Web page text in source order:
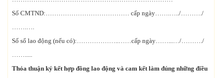
Số CMTND:………………………………… cấp ngày…….…../………./
…….….
Số sổ lao động (nếu có):………………..……cấp ngày……...…/………./
…….....
Thỏa thuận ký kết hợp đồng lao động và cam kết làm đúng những điều